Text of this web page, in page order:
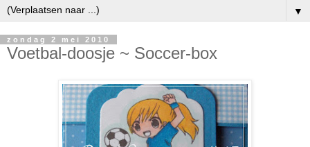
▼
zondag 2 mei 2010
Voetbal-doosje ~ Soccer-box